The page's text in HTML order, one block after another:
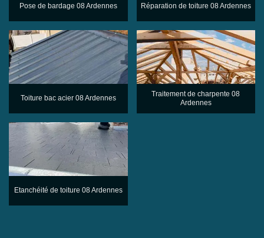
Pose de bardage 08 Ardennes Réparation de toiture 08 Ardennes
Toiture bac acier 08 Ardennes
Traitement de charpente 08
Ardennes
Etanchéité de toiture 08 Ardennes